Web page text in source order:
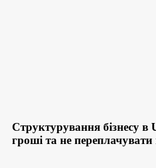
Структурування бізнесу в
гроші та не